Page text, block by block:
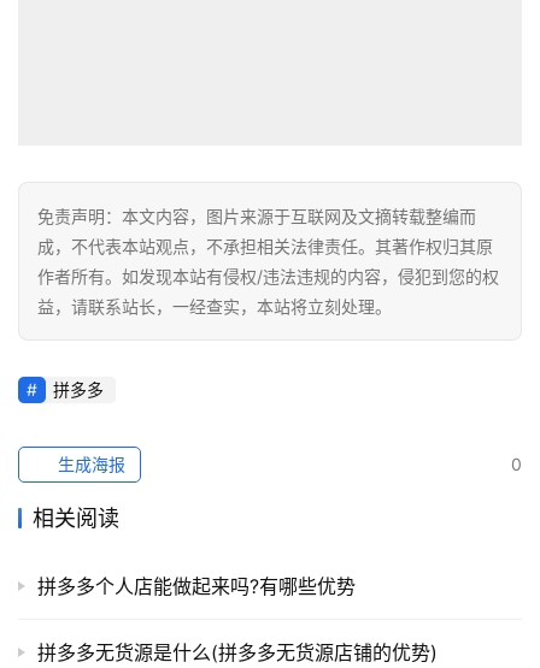
免责声明：本文内容，图片来源于互联网及文摘转载整编而
成，不代表本站观点，不承担相关法律责任。其著作权归其原
作者所有。如发现本站有侵权/违法违规的内容，侵犯到您的权
益，请联系站长，一经查实，本站将立刻处理。
拼多多
0
生成海报
相关阅读
拼多多个人店能做起来吗?有哪些优势
拼多多无货源是什么(拼多多无货源店铺的优势)